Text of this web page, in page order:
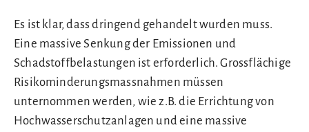
Es ist klar, dass dringend gehandelt wurden muss.
Eine massive Senkung der Emissionen und
Schadstoffbelastungen ist erforderlich. Grossflächige
Risikominderungsmassnahmen müssen
unternommen werden, wie z.B. die Errichtung von
Hochwasserschutzanlagen und eine massive